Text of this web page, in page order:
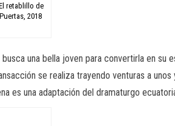
retablillo de
2018
una bella joven para convertirla en
se realiza trayendo venturas a
es una adaptación del dramaturgo